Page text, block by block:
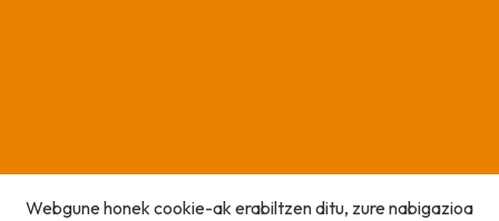
Webgune honek cookie-ak erabiltzen ditu, zure nabigazioa